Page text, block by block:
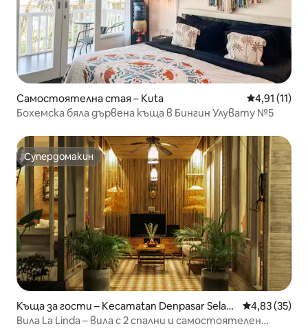
Самостоятелна стая – Kuta Средна
4,91 (11)
Бохемска бяла дървена къща в Бингин Улувату №5
Супердомакин
Супердомакин
Къща за гости – Kecamatan Denpasar Selata
n
Средна
4,83 (35)
Вила La Linda – вила с 2 спални и самостоятелен